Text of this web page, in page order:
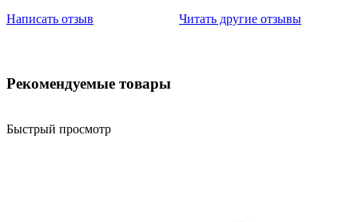
Написать отзыв
Читать другие отзывы
Рекомендуемые товары
Быстрый просмотр